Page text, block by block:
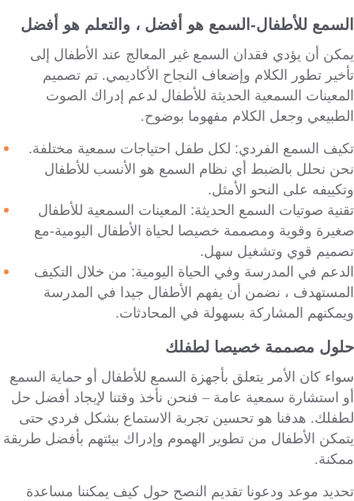
السمع للأطفال-السمع هو أفضل ، والتعلم هو أفضل
يمكن أن يؤدي فقدان السمع غير المعالج عند الأطفال إلى
تأخير تطور الكلام وإضعاف النجاح الأكاديمي. تم تصميم
المعينات السمعية الحديثة للأطفال لدعم إدراك الصوت
الطبيعي وجعل الكلام مفهوما بوضوح.
تكيف السمع الفردي: لكل طفل احتياجات سمعية مختلفة.
نحن نحلل بالضبط أي نظام السمع هو الأنسب للأطفال
وتكييفه على النحو الأمثل.
تقنية صوتيات السمع الحديثة: المعينات السمعية للأطفال
صغيرة وقوية ومصممة خصيصا لحياة الأطفال اليومية-مع
تصميم قوي وتشغيل سهل.
الدعم في المدرسة وفي الحياة اليومية: من خلال التكيف
المستهدف ، نضمن أن يفهم الأطفال جيدا في المدرسة
ويمكنهم المشاركة بسهولة في المحادثات.
حلول مصممة خصيصا لطفلك
سواء كان الأمر يتعلق بأجهزة السمع للأطفال أو حماية السمع
أو استشارة سمعية عامة – فنحن نأخذ وقتنا لإيجاد أفضل حل
لطفلك. هدفنا هو تحسين تجربة الاستماع بشكل فردي حتى
يتمكن الأطفال من تطوير الهموم وإدراك بيئتهم بأفضل طريقة
ممكنة.
تحديد موعد ودعونا تقديم النصح حول كيف يمكننا مساعدة